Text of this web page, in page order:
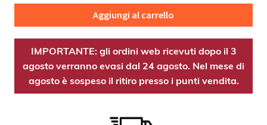
project
quantità
Aggiungi al carrello
IMPORTANTE: gli ordini web ricevuti dopo il 3
agosto verranno evasi dal 24 agosto. Nel mese di
agosto è sospeso il ritiro presso i punti vendita.